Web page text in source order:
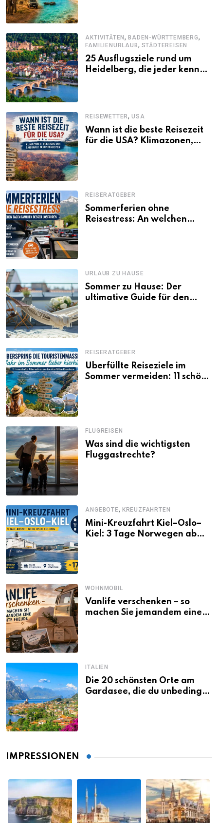
AKTIVITÄTEN,BADEN-WÜRTTEMBERG,
FAMILIENURLAUB, STÄDTEREISEN
25 Ausflugsziele rund um
Heidelberg, die jeder kennen
REISEWETTER,USA
Wann ist die beste Reisezeit
für die USA? Klimazonen,
REISERATGEBER
Sommerferien ohne
Reisestress: An welchen
URLAUB ZU HAUSE
Sommer zu Hause: Der
ultimative Guide für den
REISERATGEBER
Überfüllte Reiseziele im
Sommer vermeiden: 11 schöne
FLUGREISEN
Was sind die wichtigsten
Fluggastrechte?
ANGEBOTE, KREUZFAHRTEN
Mini-Kreuzfahrt Kiel–Oslo–
Kiel: 3 Tage Norwegen ab
WOHNMOBIL
Vanlife verschenken – so
machen Sie jemandem eine
ITALIEN
Die 20 schönsten Orte am
Gardasee, die du unbedingt
IMPRESSIONEN